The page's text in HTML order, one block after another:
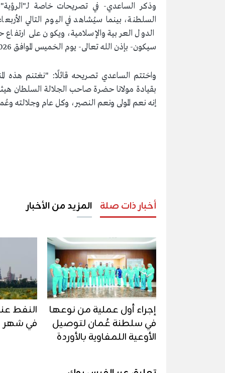
وذكر الساعدي- في تصريحات خاصة
سيكون- بإذن الله تعالى- يوم الخميس الموافق 19/2/2026م غرة شهر رمضان الكريم للعام الهجري 1447.
واختتم الساعدي تصريحه قائلًا: "نغتنم هذه
بقيادة مولانا حضرة صاحب الجلالة السلطان
إنه نعم المولى ونعم النصير، وكل عام وجلالته
أخبار ذات صلة المزيد من الأخبار
إجراء أول عملية من نوعها
في سلطنة عُمان لتوصيل
الأوعية اللمفاوية بالأوردة
النفط
في شهر